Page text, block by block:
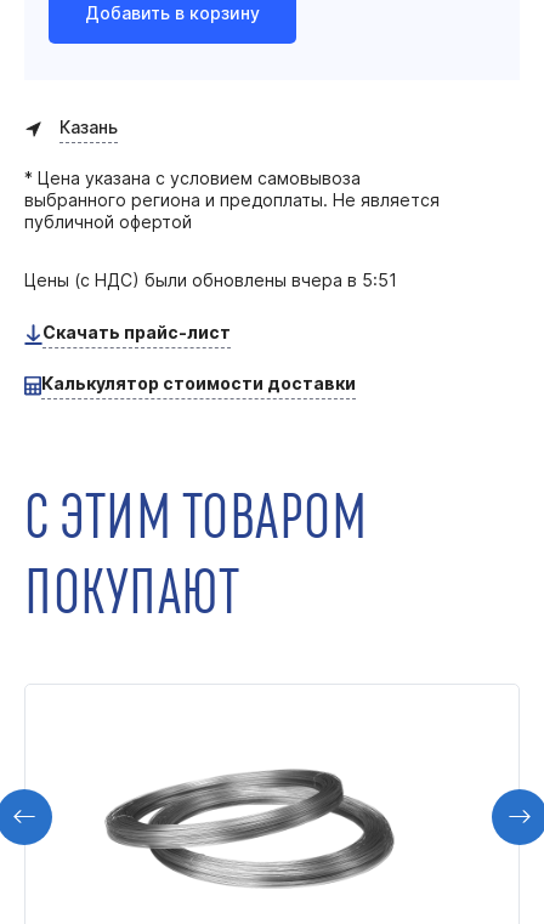
Добавить в корзину
Казань
* Цена указана с условием самовывоза
выбранного региона и предоплаты. Не является
публичной офертой
Цены (с НДС) были обновлены вчера в 5:51
Скачать прайс-лист
Калькулятор стоимости доставки
С ЭТИМ ТОВАРОМ
ПОКУПАЮТ